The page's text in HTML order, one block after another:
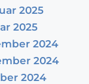
2025
2025
2024
2024
2024